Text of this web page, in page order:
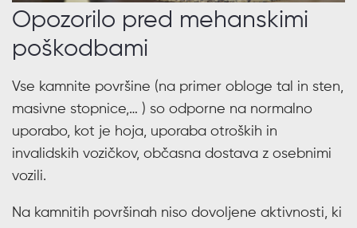
Opozorilo pred mehanskimi
poškodbami
Vse kamnite površine (na primer obloge tal in sten,
masivne stopnice,… ) so odporne na normalno
uporabo, kot je hoja, uporaba otroških in
invalidskih vozičkov, občasna dostava z osebnimi
vozili.
Na kamnitih površinah niso dovoljene aktivnosti, ki